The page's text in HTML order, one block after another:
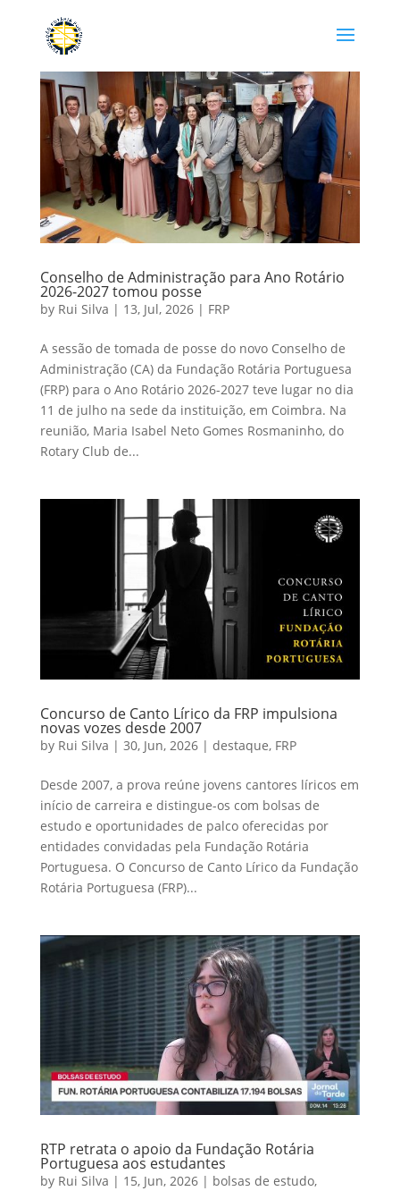
Conselho de Administração para Ano Rotário
2026-2027 tomou posse
by Rui Silva | 13, Jul, 2026| FRP
A sessão de tomada de posse do novo Conselho de
Administração (CA) da Fundação Rotária Portuguesa
(FRP) para o Ano Rotário 2026-2027 teve lugar no dia
11 de julho na sede da instituição, em Coimbra. Na
reunião, Maria Isabel Neto Gomes Rosmaninho, do
Rotary Club de...
Concurso de Canto Lírico da FRP impulsiona
novas vozes desde 2007
by Rui Silva | 30, Jun, 2026| destaque, FRP
Desde 2007, a prova reúne jovens cantores líricos em
início de carreira e distingue-os com bolsas de
estudo e oportunidades de palco oferecidas por
entidades convidadas pela Fundação Rotária
Portuguesa. O Concurso de Canto Lírico da Fundação
Rotária Portuguesa (FRP)...
RTP retrata o apoio da Fundação Rotária
Portuguesa aos estudantes
by Rui Silva | 15, Jun, 2026| bolsas de estudo,